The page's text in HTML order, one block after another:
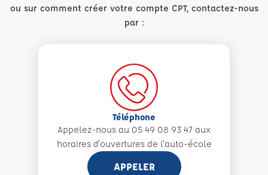
ou sur comment créer votre compte CPT, contactez-nous
par :
Téléphone
Appelez-nous au 05 49 08 93 47 aux
horaires d'ouvertures de l'auto-école
APPELER